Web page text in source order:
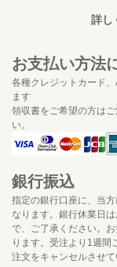
詳し
お支払い方法
各種クレジットカード
ます
領収書をご希望の方は
い。
銀行振込
指定の銀行口座に、当
なります。銀行休業日
で、ご了承ください。
ります。受注より1週間
注文をキャンセルさせ